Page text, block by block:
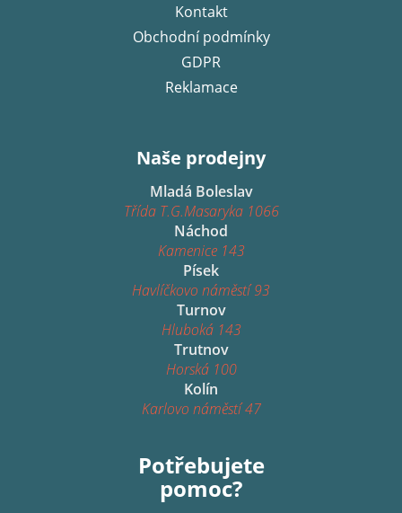
Kontakt
Obchodní podmínky
GDPR
Reklamace
Naše prodejny
Mladá Boleslav
Třída T.G.Masaryka 1066
Náchod
Kamenice 143
Písek
Havlíčkovo náměstí 93
Turnov
Hluboká 143
Trutnov
Horská 100
Kolín
Karlovo náměstí 47
Potřebujete
pomoc?